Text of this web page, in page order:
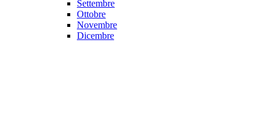
Settembre
Ottobre
Novembre
Dicembre